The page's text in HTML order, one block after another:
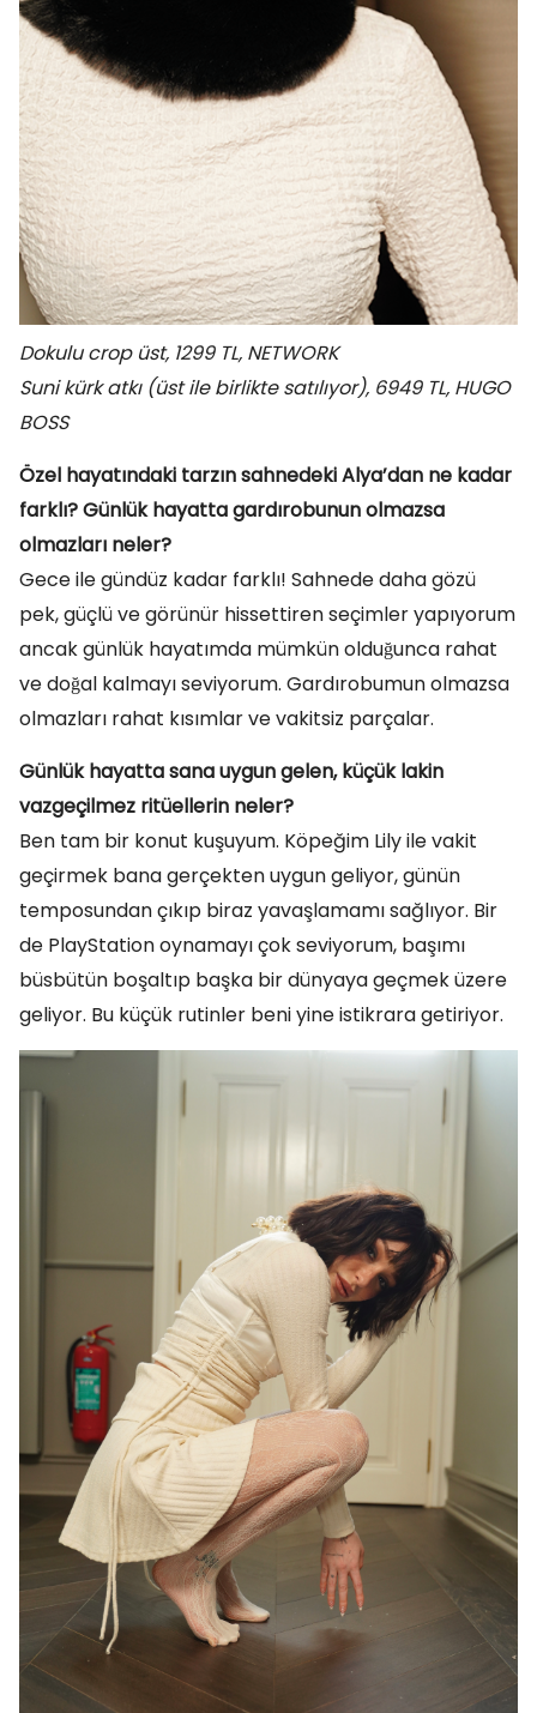
Dokulu crop üst, 1299 TL, NETWORK
Suni kürk atkı (üst ile birlikte satılıyor), 6949 TL, HUGO
BOSS
Özel hayatındaki tarzın sahnedeki Alya’dan ne kadar
farklı? Günlük hayatta gardırobunun olmazsa
olmazları neler?
Gece ile gündüz kadar farklı! Sahnede daha gözü
pek, güçlü ve görünür hissettiren seçimler yapıyorum
ancak günlük hayatımda mümkün olduğunca rahat
ve doğal kalmayı seviyorum. Gardırobumun olmazsa
olmazları rahat kısımlar ve vakitsiz parçalar.
Günlük hayatta sana uygun gelen, küçük lakin
vazgeçilmez ritüellerin neler?
Ben tam bir konut kuşuyum. Köpeğim Lily ile vakit
geçirmek bana gerçekten uygun geliyor, günün
temposundan çıkıp biraz yavaşlamamı sağlıyor. Bir
de PlayStation oynamayı çok seviyorum, başımı
büsbütün boşaltıp başka bir dünyaya geçmek üzere
geliyor. Bu küçük rutinler beni yine istikrara getiriyor.